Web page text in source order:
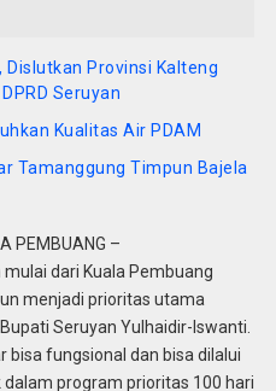
Dislutkan Provinsi Kalteng
Seruyan
Kualitas Air PDAM
Tamanggung Timpun Bajela
PEMBUANG –
dari Kuala Pembuang
menjadi prioritas utama
Seruyan Yulhaidir-Iswanti.
bisa fungsional dan bisa dilalui
program prioritas 100 hari